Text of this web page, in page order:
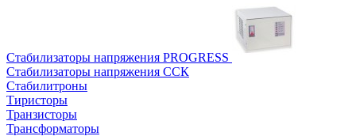
Стабилизаторы напряжения PROGRESS
Стабилизаторы напряжения ССК
Стабилитроны
Тиристоры
Транзисторы
Трансформаторы